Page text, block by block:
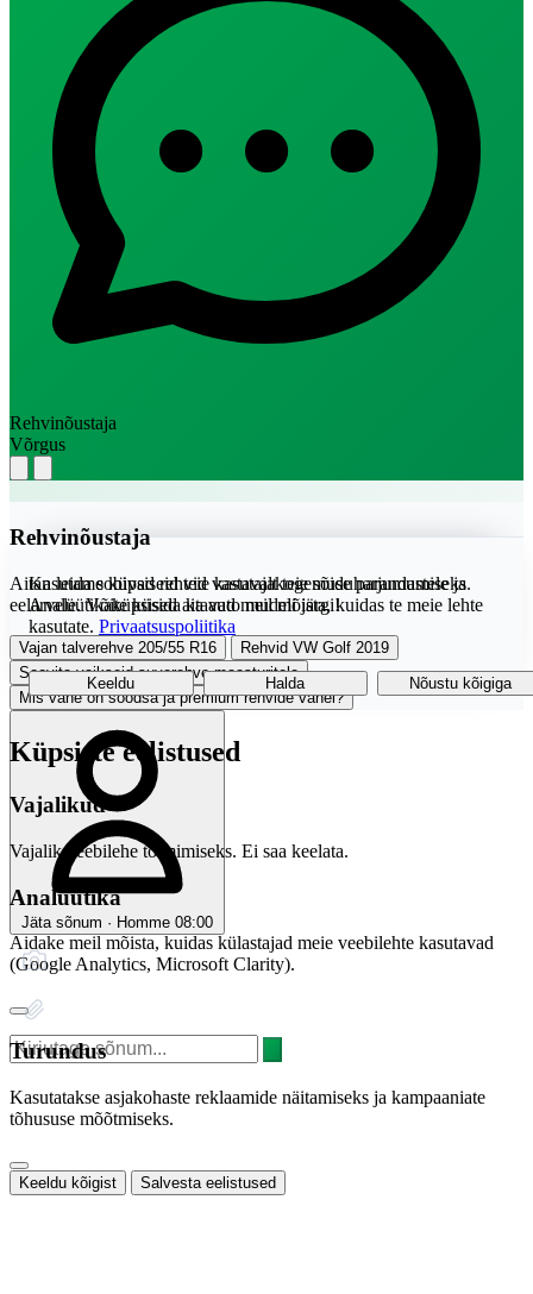
Rehvinõustaja
Võrgus
Rehvinõustaja
Aitan leida sobivad rehvid vastavalt teie sõiduharjumustele ja
eelarvele. Võite küsida ka auto mudeli järgi!
Vajan talverehve 205/55 R16
Rehvid VW Golf 2019
Soovita vaikseid suverehve maasturitele
Mis vahe on soodsa ja premium rehvide vahel?
Jäta sõnum · Homme 08:00
Kasutame küpsiseid teie kasutajakogemuse parandamiseks.
Analüütikaküpsised aitavad meil mõista, kuidas te meie lehte
kasutate. Privaatsuspoliitika
Keeldu Halda Nõustu kõigiga
Küpsiste eelistused
Vajalikud
Vajalik veebilehe toimimiseks. Ei saa keelata.
Analüütika
Aidake meil mõista, kuidas külastajad meie veebilehte kasutavad
(Google Analytics, Microsoft Clarity).
Turundus
Kasutatakse asjakohaste reklaamide näitamiseks ja kampaaniate
tõhususe mõõtmiseks.
Keeldu kõigist Salvesta eelistused